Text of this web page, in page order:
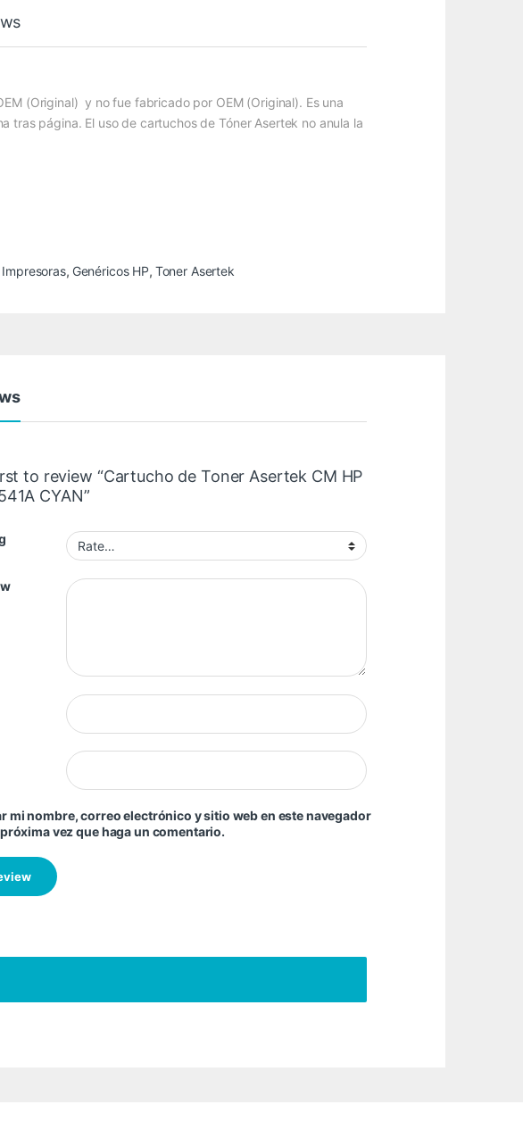
(Original) y no fue fabricado por OEM (Original). Es una
página. El uso de cartuchos de Tóner Asertek no anula la
, Genéricos HP, Toner Asertek
to review “Cartucho de Toner Asertek CM HP
CYAN”
mi nombre, correo electrónico y sitio web en este navegador
vez que haga un comentario.